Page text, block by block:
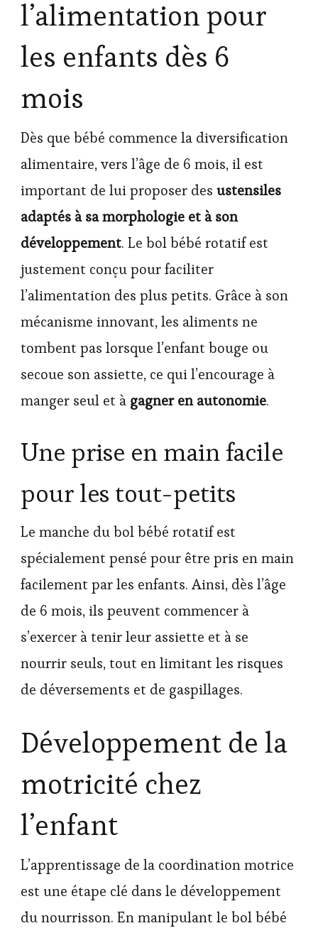
l’alimentation pour
les enfants dès 6
mois
Dès que bébé commence la diversification
alimentaire, vers l’âge de 6 mois, il est
important de lui proposer des ustensiles
adaptés à sa morphologie et à son
développement. Le bol bébé rotatif est
justement conçu pour faciliter
l’alimentation des plus petits. Grâce à son
mécanisme innovant, les aliments ne
tombent pas lorsque l’enfant bouge ou
secoue son assiette, ce qui l’encourage à
manger seul et à gagner en autonomie.
Une prise en main facile
pour les tout-petits
Le manche du bol bébé rotatif est
spécialement pensé pour être pris en main
facilement par les enfants. Ainsi, dès l’âge
de 6 mois, ils peuvent commencer à
s’exercer à tenir leur assiette et à se
nourrir seuls, tout en limitant les risques
de déversements et de gaspillages.
Développement de la
motricité chez
l’enfant
L’apprentissage de la coordination motrice
est une étape clé dans le développement
du nourrisson. En manipulant le bol bébé